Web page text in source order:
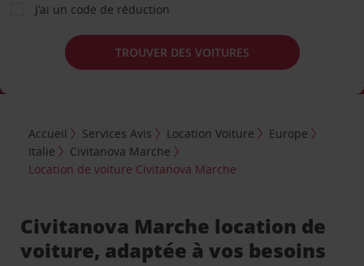
J’ai un code de réduction
TROUVER DES VOITURES
Accueil Services Avis Location Voiture
Europe
Italie
Civitanova Marche
Location de voiture Civitanova Marche
Civitanova Marche location de
voiture, adaptée à vos besoins